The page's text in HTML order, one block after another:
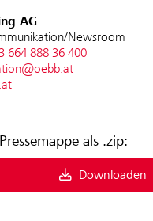
AG
Newsroom
664 888 36 400
als .zip:
Downloaden